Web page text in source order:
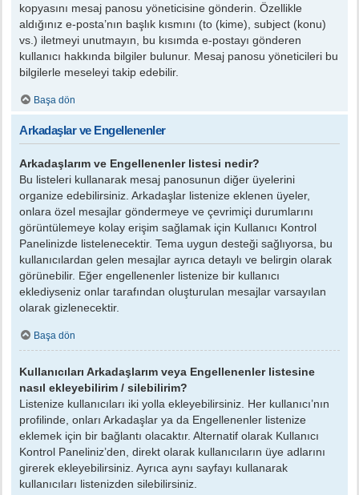
kopyasını mesaj panosu yöneticisine gönderin. Özellikle
aldığınız e-posta’nın başlık kısmını (to (kime), subject (konu)
vs.) iletmeyi unutmayın, bu kısımda e-postayı gönderen
kullanıcı hakkında bilgiler bulunur. Mesaj panosu yöneticileri bu
bilgilerle meseleyi takip edebilir.
Başa dön
Arkadaşlar ve Engellenenler
Arkadaşlarım ve Engellenenler listesi nedir?
Bu listeleri kullanarak mesaj panosunun diğer üyelerini
organize edebilirsiniz. Arkadaşlar listenize eklenen üyeler,
onlara özel mesajlar göndermeye ve çevrimiçi durumlarını
görüntülemeye kolay erişim sağlamak için Kullanıcı Kontrol
Panelinizde listelenecektir. Tema uygun desteği sağlıyorsa, bu
kullanıcılardan gelen mesajlar ayrıca detaylı ve belirgin olarak
görünebilir. Eğer engellenenler listenize bir kullanıcı
eklediyseniz onlar tarafından oluşturulan mesajlar varsayılan
olarak gizlenecektir.
Başa dön
Kullanıcıları Arkadaşlarım veya Engellenenler listesine
nasıl ekleyebilirim / silebilirim?
Listenize kullanıcıları iki yolla ekleyebilirsiniz. Her kullanıcı’nın
profilinde, onları Arkadaşlar ya da Engellenenler listenize
eklemek için bir bağlantı olacaktır. Alternatif olarak Kullanıcı
Kontrol Paneliniz’den, direkt olarak kullanıcıların üye adlarını
girerek ekleyebilirsiniz. Ayrıca aynı sayfayı kullanarak
kullanıcıları listenizden silebilirsiniz.